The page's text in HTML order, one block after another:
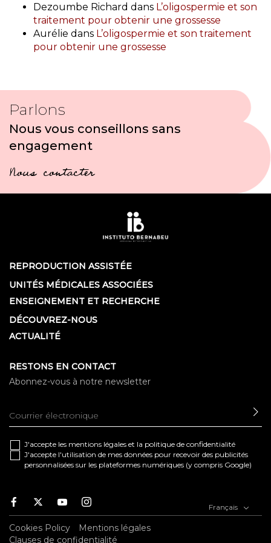
Dezoumbe Richard dans L’oligospermie et son
traitement pour obtenir une grossesse
Aurélie dans L’oligospermie et son traitement
pour obtenir une grossesse
Parlons
Nous vous conseillons sans
engagement
Nous contacter
REPRODUCTION ASSISTÉE
UNITÉS MÉDICALES ASSOCIÉES
ENSEIGNEMENT ET RECHERCHE
DÉCOUVREZ-NOUS
ACTUALITÉ
RESTONS EN CONTACT
Abonnez-vous à notre newsletter
J'accepte les mentions légales et la politique de confidentialité
J'accepte l'utilisation de mes données pour recevoir des publicités
personnalisées sur les plateformes numériques (y compris Google)
Facebook
TwitterYoutubeInstagram Français
Cookies Policy
Mentions légales
Clauses de confidentialité